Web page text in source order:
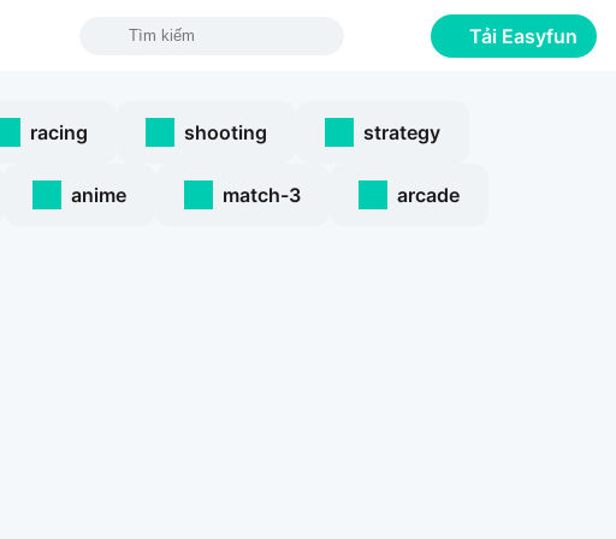
Tải Easyfun
racing shooting strategy
anime match-3 arcade